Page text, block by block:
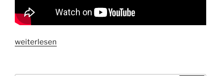
„Roboter-
weiterlesen